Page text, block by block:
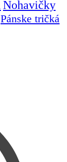
Nohavičky
Pánske tričká